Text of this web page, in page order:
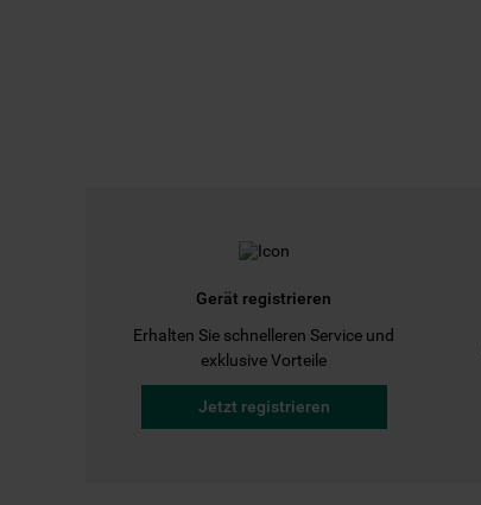
Gerät registrieren
Erhalten Sie schnelleren Service und
exklusive Vorteile
Jetzt registrieren